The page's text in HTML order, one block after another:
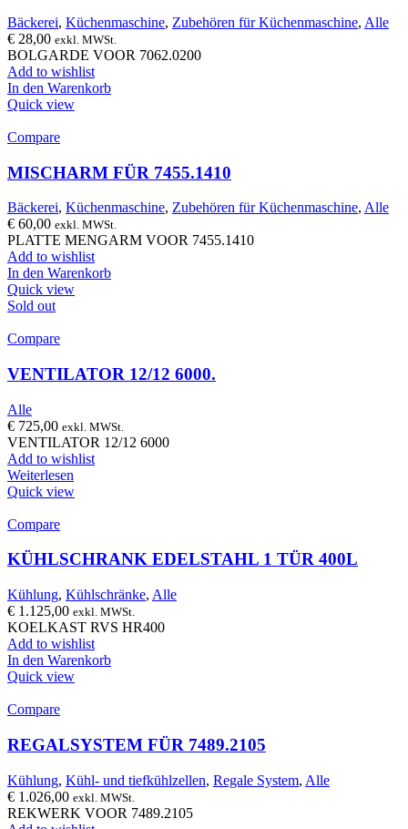
Bäckerei, Küchenmaschine, Zubehören für Küchenmaschine, Alle
€ 28,00 exkl. MWSt.
BOLGARDE VOOR 7062.0200
Add to wishlist
In den Warenkorb
Quick view
Compare
MISCHARM FÜR 7455.1410
Bäckerei, Küchenmaschine, Zubehören für Küchenmaschine, Alle
€ 60,00 exkl. MWSt.
PLATTE MENGARM VOOR 7455.1410
Add to wishlist
In den Warenkorb
Quick view
Sold out
Compare
VENTILATOR 12/12 6000.
Alle
€ 725,00 exkl. MWSt.
VENTILATOR 12/12 6000
Add to wishlist
Weiterlesen
Quick view
Compare
KÜHLSCHRANK EDELSTAHL 1 TÜR 400L
Kühlung, Kühlschränke, Alle
€ 1.125,00 exkl. MWSt.
KOELKAST RVS HR400
Add to wishlist
In den Warenkorb
Quick view
Compare
REGALSYSTEM FÜR 7489.2105
Kühlung, Kühl- und tiefkühlzellen, Regale System, Alle
€ 1.026,00 exkl. MWSt.
REKWERK VOOR 7489.2105